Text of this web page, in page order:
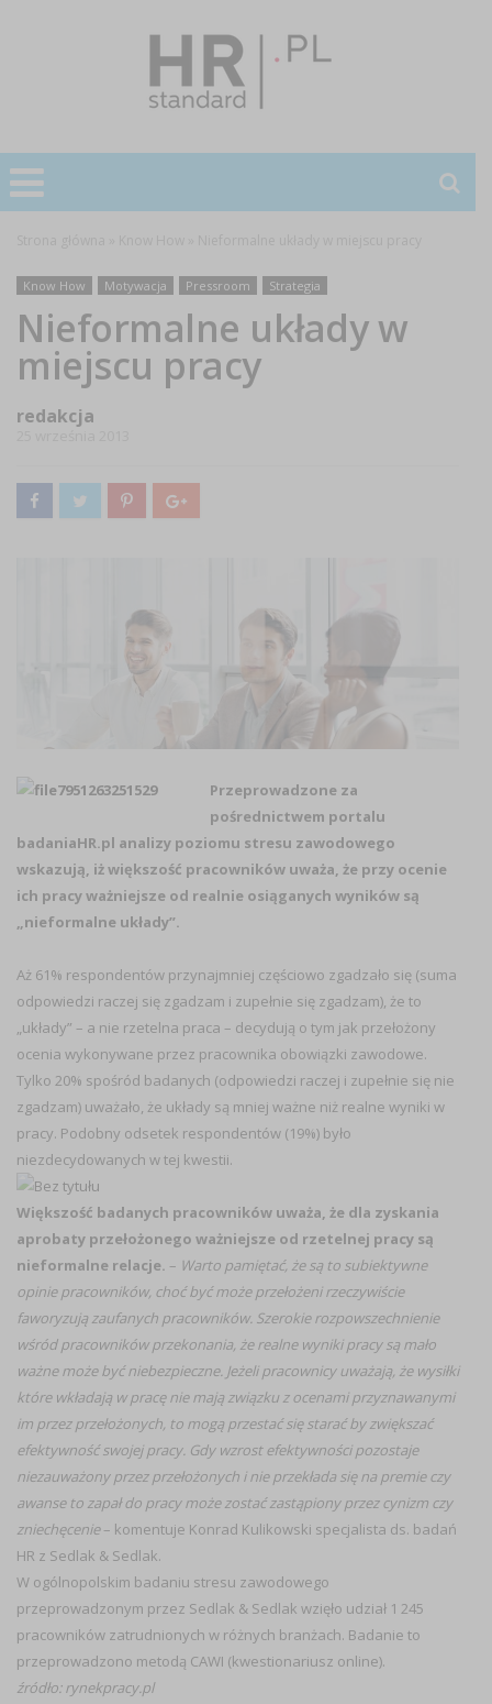
Know How Motywacja Pressroom Strategia
Nieformalne układy w
miejscu pracy
redakcja
Przeprowadzone za
pośrednictwem portalu
badaniaHR.pl analizy poziomu stresu zawodowego
wskazują, iż większość pracowników uważa, że przy ocenie
ich pracy ważniejsze od realnie osiąganych wyników są
„nieformalne układy”.
Aż 61% respondentów przynajmniej częściowo zgadzało się (suma
odpowiedzi raczej się zgadzam i zupełnie się zgadzam), że to
„układy” – a nie rzetelna praca – decydują o tym jak przełożony
ocenia wykonywane przez pracownika obowiązki zawodowe.
Tylko 20% spośród badanych (odpowiedzi raczej i zupełnie się nie
zgadzam) uważało, że układy są mniej ważne niż realne wyniki w
pracy. Podobny odsetek respondentów (19%) było
niezdecydowanych w tej kwestii.
Większość badanych pracowników uważa, że dla zyskania
aprobaty przełożonego ważniejsze od rzetelnej pracy są
nieformalne relacje. – Warto pamiętać, że są to subiektywne
opinie pracowników, choć być może przełożeni rzeczywiście
faworyzują zaufanych pracowników. Szerokie rozpowszechnienie
wśród pracowników przekonania, że realne wyniki pracy są mało
ważne może być niebezpieczne. Jeżeli pracownicy uważają, że wysiłki
które wkładają w pracę nie mają związku z ocenami przyznawanymi
im przez przełożonych, to mogą przestać się starać by zwiększać
efektywność swojej pracy. Gdy wzrost efektywności pozostaje
niezauważony przez przełożonych i nie przekłada się na premie czy
awanse to zapał do pracy może zostać zastąpiony przez cynizm czy
zniechęcenie– komentuje Konrad Kulikowski specjalista ds. badań
HR z Sedlak & Sedlak.
W ogólnopolskim badaniu stresu zawodowego
przeprowadzonym przez Sedlak & Sedlak wzięło udział 1 245
pracowników zatrudnionych w różnych branżach. Badanie to
przeprowadzono metodą CAWI (kwestionariusz online).
źródło: rynekpracy.pl